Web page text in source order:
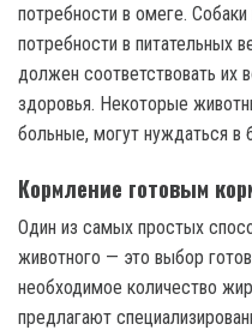
потребности в омеге.
потребности в питательных
должен соответствовать их
здоровья. Некоторые
больные, могут нуждаться в
Кормление готовым
Один из самых простых
животного — это выбор
необходимое количество
предлагают